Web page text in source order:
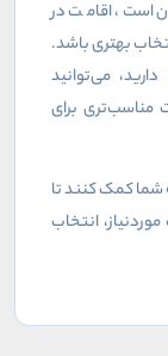
است، اقامت در
بهتری باشد.
می‌توانید
مناسب‌تری برای
شما کمک کنند تا
انتخاب